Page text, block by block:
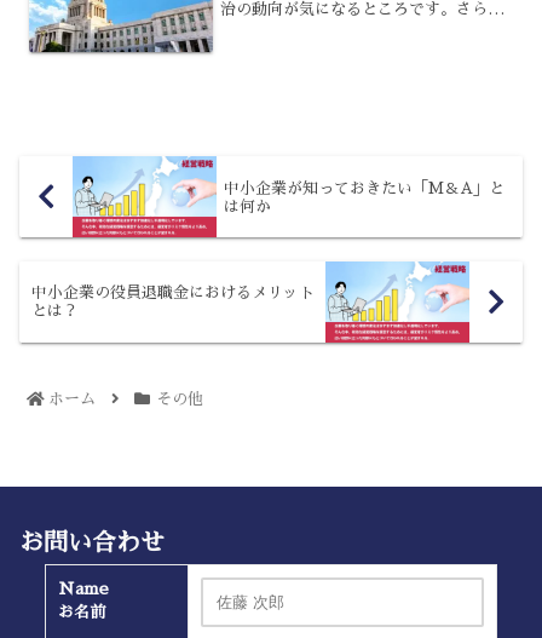
治の動向が気になるところです。さらに
中小企業が知っておきたい「M＆A」と
は何か
中小企業の役員退職金におけるメリット
とは？
ホーム その他
お問い合わせ
Name
お名前